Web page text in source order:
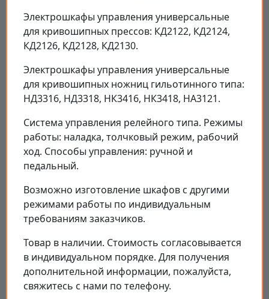
Электрошкафы управления универсальные
для кривошипных прессов: КД2122, КД2124,
КД2126, КД2128, КД2130.
Электрошкафы управления универсальные
для кривошипных ножниц гильотинного типа:
НД3316, НД3318, НК3416, НК3418, НА3121.
Система управления релейного типа. Режимы
работы: наладка, толчковый режим, рабочий
ход. Способы управления: ручной и
педальный.
Возможно изготовление шкафов с другими
режимами работы по индивидуальным
требованиям заказчиков.
Товар в наличии. Стоимость согласовывается
в индивидуальном порядке. Для получения
дополнительной информации, пожалуйста,
свяжитесь с нами по телефону.